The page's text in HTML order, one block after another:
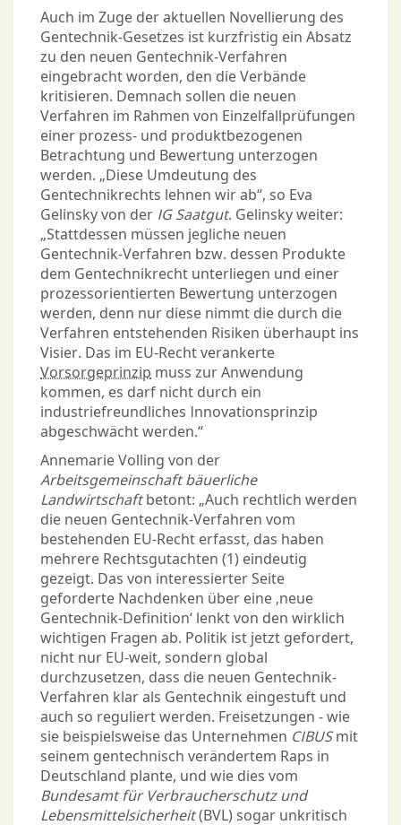
Auch im Zuge der aktuellen Novellierung des
Gentechnik-Gesetzes ist kurzfristig ein Absatz
zu den neuen Gentechnik-Verfahren
eingebracht worden, den die Verbände
kritisieren. Demnach sollen die neuen
Verfahren im Rahmen von Einzelfallprüfungen
einer prozess- und produktbezogenen
Betrachtung und Bewertung unterzogen
werden. „Diese Umdeutung des
Gentechnikrechts lehnen wir ab“, so Eva
Gelinsky von der IG Saatgut. Gelinsky weiter:
„Stattdessen müssen jegliche neuen
Gentechnik-Verfahren bzw. dessen Produkte
dem Gentechnikrecht unterliegen und einer
prozessorientierten Bewertung unterzogen
werden, denn nur diese nimmt die durch die
Verfahren entstehenden Risiken überhaupt ins
Visier. Das im EU-Recht verankerte
Vorsorgeprinzip muss zur Anwendung
kommen, es darf nicht durch ein
industriefreundliches Innovationsprinzip
abgeschwächt werden.“
Annemarie Volling von der
Arbeitsgemeinschaft bäuerliche
Landwirtschaftbetont: „Auch rechtlich werden
die neuen Gentechnik-Verfahren vom
bestehenden EU-Recht erfasst, das haben
mehrere Rechtsgutachten (1) eindeutig
gezeigt. Das von interessierter Seite
geforderte Nachdenken über eine ‚neue
Gentechnik-Definition‘ lenkt von den wirklich
wichtigen Fragen ab. Politik ist jetzt gefordert,
nicht nur EU-weit, sondern global
durchzusetzen, dass die neuen Gentechnik-
Verfahren klar als Gentechnik eingestuft und
auch so reguliert werden. Freisetzungen - wie
sie beispielsweise das Unternehmen CIBUSmit
seinem gentechnisch verändertem Raps in
Deutschland plante, und wie dies vom
Bundesamt für Verbraucherschutz und
Lebensmittelsicherheit(BVL) sogar unkritisch